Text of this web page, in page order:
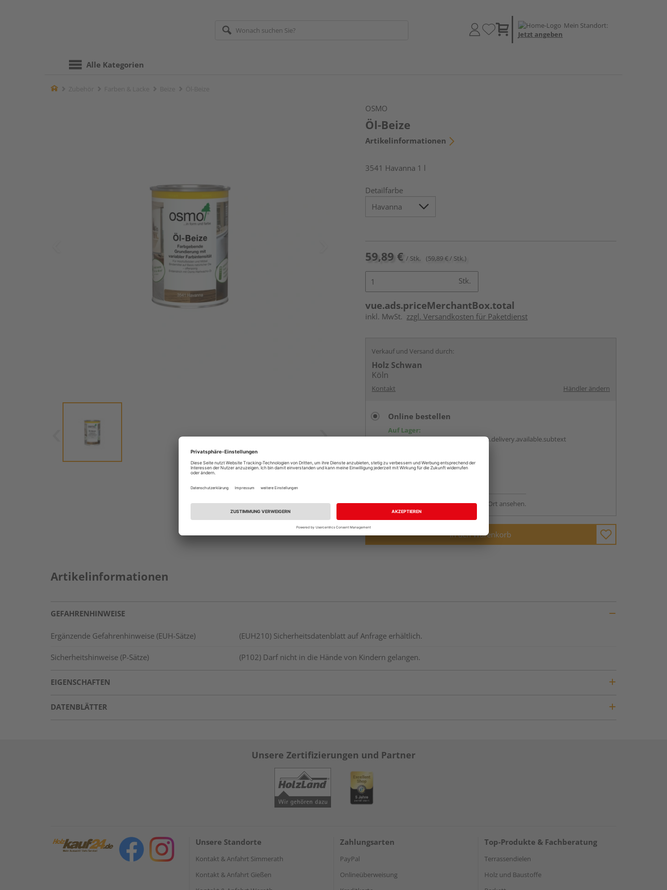
Mein Standort:
Jetzt angeben
Alle Kategorien
Home
OSMO
Öl-Beize
Artikelinformationen
3541 Havanna 1 l
Detailfarbe
59,89 € / Stk. (59,89 € / Stk.)
Stk.
vue.ads.priceMerchantBox.total
inkl. MwSt. zzgl. Versandkosten für Paketdienst
Verkauf und Versand durch:
Holz Schwan
Köln
Kontakt Händler ändern
Online bestellen
Auf Lager:
vue.ads.priceMerchantBox.option.delivery.available.subtext
Beim Händler abholen
Verfügbar in der Ausstellung - vor Ort ansehen.
In den Warenkorb
Artikelinformationen
GEFAHRENHINWEISE
Ergänzende Gefahrenhinweise (EUH-Sätze) (EUH210) Sicherheitsdatenblatt auf Anfrage erhältlich.
Sicherheitshinweise (P-Sätze) (P102) Darf nicht in die Hände von Kindern gelangen.
EIGENSCHAFTEN
DATENBLÄTTER
Unsere Zertifizierungen und Partner
Unsere Standorte
Kontakt & Anfahrt Simmerath
Kontakt & Anfahrt Gießen
Zahlungsarten
PayPal
Onlineüberweisung
Top-Produkte & Fachberatung
Terrassendielen
Holz und Baustoffe